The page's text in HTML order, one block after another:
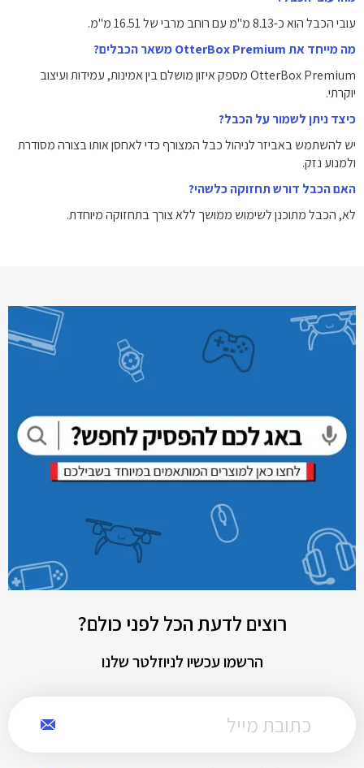
עובי הכבל הוא כ-8.13 מ"מ עם רוחב מרבי של 16.51 מ"מ.
מה מייחד את OtterBox Premium משאר הכבלים?
OtterBox Premium מספק איזון מושלם בין אמינות, עמידות ועיצוב
יוקרתי.
כיצד ניתן לשמור על הכבל?
יש להשתמש באביזר לניהול כבל המצורף כדי לאחסן אותו בצורה מסודרת
ולמנוע נזק.
האם הכבל דורש תחזוקה כלשהי?
לא, הכבל מתוכנן לשימוש ממושך ללא צורך בתחזוקה מיוחדת.
רוצים לדעת הכל לפני כולם?
הרשמו עכשיו לניוזלטר שלנו